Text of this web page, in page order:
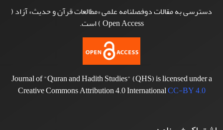
دسترسی به مقالات دوفصلنامه علمی «مطالعات قرآن و حدیث» آزاد (
Open Access ) است.
Journal of "Quran and Hadith Studies" (QHS) is licensed under a
Creative Commons Attribution 4.0 InternationalCC-BY 4.0